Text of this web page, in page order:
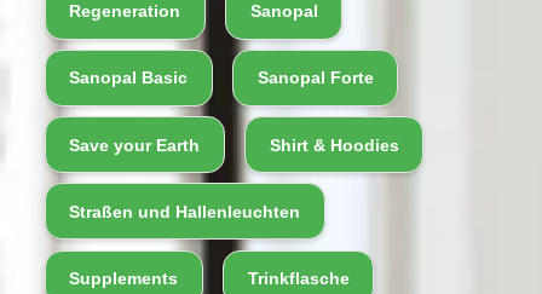
Regeneration Sanopal
Sanopal Basic Sanopal Forte
Save your Earth Shirt & Hoodies
Straßen und Hallenleuchten
Supplements Trinkflasche